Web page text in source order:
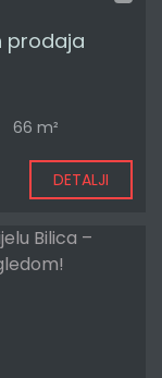
prodaja
66 m²
DETALJI